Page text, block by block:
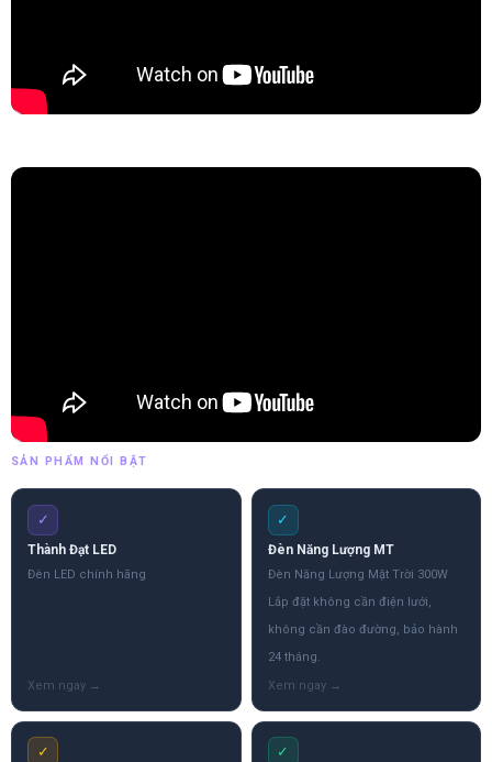
SẢN PHẨM NỔI BẬT
✓
Thành Đạt LED
Đèn LED chính hãng
✓
Đèn Năng Lượng MT
Đèn Năng Lượng Mặt Trời 300W
Lắp đặt không cần điện lưới,
không cần đào đường, bảo hành
24 tháng.
✓ ✓